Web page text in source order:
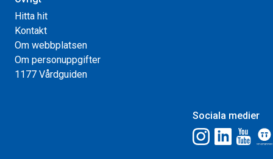
Hitta hit
Kontakt
Om webbplatsen
Om personuppgifter
1177 Vårdguiden
Sociala medier